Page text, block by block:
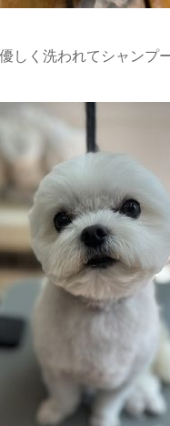
しく洗われてシャンプ